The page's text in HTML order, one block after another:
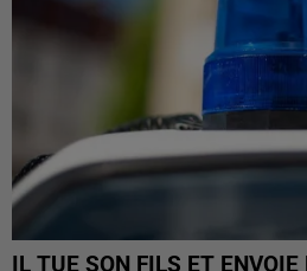
IL TUE SON FILS ET